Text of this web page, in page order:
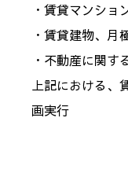
・賃貸マンショ
・賃貸建物、月
・不動産に関す
上記における、
画実行